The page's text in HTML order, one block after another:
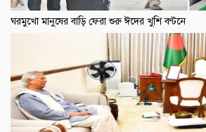
ঘরমুখো মানুষের বাড়ি ফেরা শুরু ঈদের খুশি বণ্টনে